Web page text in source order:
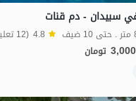
في سبيدان - دم قنات
4.8 (12 تعليق)
تومان